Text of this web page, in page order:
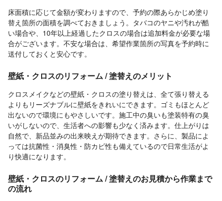
床面積に応じて金額が変わりますので、予約の際あらかじめ塗り
替え箇所の面積を調べておきましょう。タバコのヤニや汚れが酷
い場合や、10年以上経過したクロスの場合は追加料金が必要な場
合がございます。不安な場合は、希望作業箇所の写真を予約時に
送付しておくと安心です。
壁紙・クロスのリフォーム / 塗替えのメリット
クロスメイクなどの壁紙・クロスの塗り替えは、全て張り替える
よりもリーズナブルに壁紙をきれいにできます。ゴミもほとんど
出ないので環境にもやさしいです。施工中の臭いも塗装特有の臭
いがしないので、生活者への影響も少なく済みます。仕上がりは
自然で、新品並みの出来映えが期待できます。さらに、製品によ
っては抗菌性・消臭性・防カビ性も備えているので日常生活がよ
り快適になります。
壁紙・クロスのリフォーム / 塗替えのお見積から作業まで
の流れ